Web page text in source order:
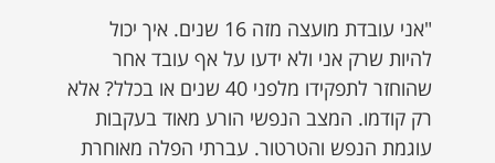
"אני עובדת מועצה מזה 16 שנים. איך יכול
להיות שרק אני ולא ידעו על אף עובד אחר
שהוחזר לתפקידו מלפני 40 שנים או בכלל? אלא
רק קודמו. המצב הנפשי הורע מאוד בעקבות
עוגמת הנפש והטרטור. עברתי הפלה מאוחרת